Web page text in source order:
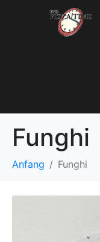
Funghi
Anfang Funghi